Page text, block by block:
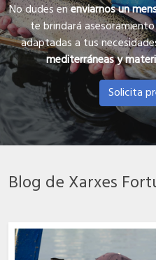
No dudes enenviarnos un
te brindará
adaptadas a tus
mediterráneas y
Solicita
Blog de Xarxes